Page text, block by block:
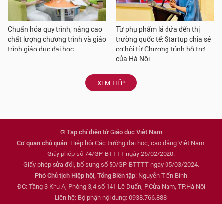
Chuẩn hóa quy trình, nâng cao
chất lượng chương trình và giáo
trình giáo dục đại học
Từ phụ phẩm lá dứa đến thị
trường quốc tế: Startup chia sẻ
cơ hội từ Chương trình hỗ trợ
của Hà Nội
XEM TIẾP
© Tạp chí điện tử Giáo dục Việt Nam
Cơ quan chủ quản: Hiệp hội Các trường đại học, cao đẳng Việt Nam.
Giấy phép số 74/GP-BTTTT ngày 26/02/2020.
Giấy phép sửa đổi, bổ sung số 50/GP-BTTTT ngày 05/03/2024.
Phó Chủ tịch Hiệp hội, Tổng Biên tập: Nguyễn Tiến Bình
ĐC: Tầng 3 Khu A, Phòng 3,4 số 141 Lê Duẩn, P.Cửa Nam, TP.Hà Nội
Liên hệ: Bộ phận nội dung: 0938.766.888;